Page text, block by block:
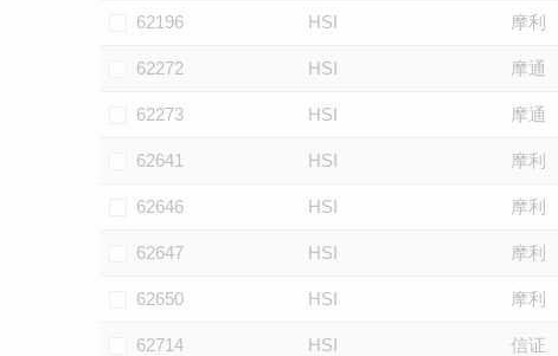
62196 HSI 摩利
62272 HSI 摩通
62273 HSI 摩通
62641 HSI 摩利
62646 HSI 摩利
62647 HSI 摩利
62650 HSI 摩利
62714 HSI 信证